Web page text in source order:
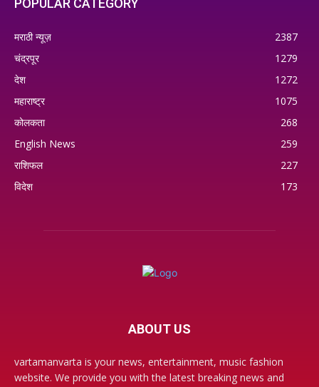
POPULAR CATEGORY
मराठी न्यूज़
2387
चंद्रपूर
1279
देश
1272
महाराष्ट्र
1075
कोलकता
268
English News
259
राशिफल
227
विदेश
173
ABOUT US
vartamanvarta is your news, entertainment, music fashion
website. We provide you with the latest breaking news and